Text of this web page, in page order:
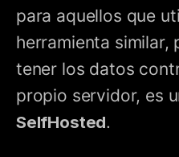
para aquellos que
herramienta similar,
tener los datos
propio servidor, es
SelfHosted.